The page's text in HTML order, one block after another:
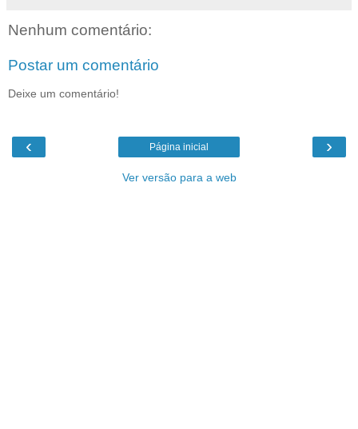
Nenhum comentário:
Postar um comentário
Deixe um comentário!
‹ ›
Página inicial
Ver versão para a web